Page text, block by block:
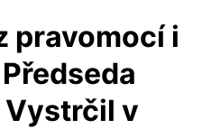
pravomocí i
Vystrčil v